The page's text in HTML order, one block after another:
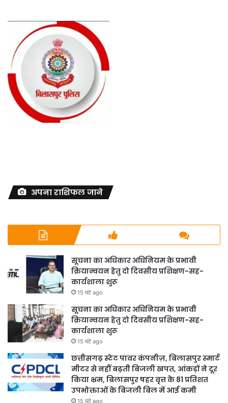
अपना राशिफल जाने
सूचना का अधिकार अधिनियम के प्रभावी
क्रियान्वयन हेतु दो दिवसीय प्रशिक्षण-सह-
कार्यशाला शुरू
15 घंटे ago
सूचना का अधिकार अधिनियम के प्रभावी
क्रियान्वयन हेतु दो दिवसीय प्रशिक्षण-सह-
कार्यशाला शुरू
15 घंटे ago
छत्तीसगढ़ स्टेट पावर कंपनीज़, बिलासपुर स्मार्ट
मीटर से नहीं बढ़ती बिजली खपत, आंकड़ों ने दूर
किया भ्रम, बिलासपुर षहर वृत्त केे 81 प्रतिशत
उपभोक्ताओं के बिजली बिल में आई कमी
15 घंटे ago